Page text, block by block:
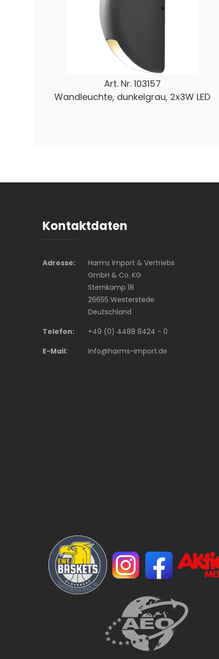
Art. Nr. 103157
Wandleuchte, dunkelgrau, 2x3W LED
Kontaktdaten
Adresse:
Harms Import & Vertriebs
GmbH & Co. KG
Sternkamp 18
26655 Westerstede
Deutschland
Telefon:
+49 (0) 4488 8424 - 0
E-Mail:
info@harms-import.de